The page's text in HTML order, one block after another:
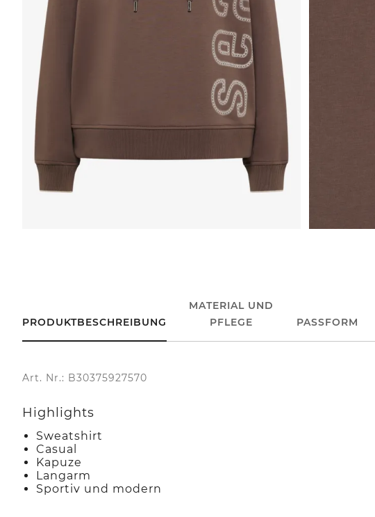
PRODUKTBESCHREIBUNG
MATERIAL UND
PFLEGE
PASSFORM
Art. Nr.: B30375927570
Highlights
Sweatshirt
Casual
Kapuze
Langarm
Sportiv und modern